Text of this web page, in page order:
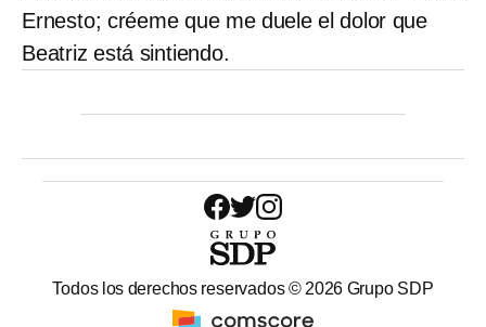
Ernesto; créeme que me duele el dolor que
Beatriz está sintiendo.
Todos los derechos reservados © 2026 Grupo SDP